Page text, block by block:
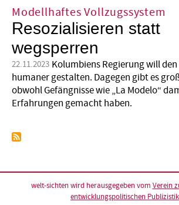
Modellhaftes Vollzugssystem
Resozialisieren statt
wegsperren
22.11.2023 Kolumbiens Regierung will
humaner gestalten. Dagegen gibt es
obwohl Gefängnisse wie „La Modelo“
Erfahrungen gemacht haben.
welt-sichten wird herausgegeben vom Verein
entwicklungspolitischen Publizistik